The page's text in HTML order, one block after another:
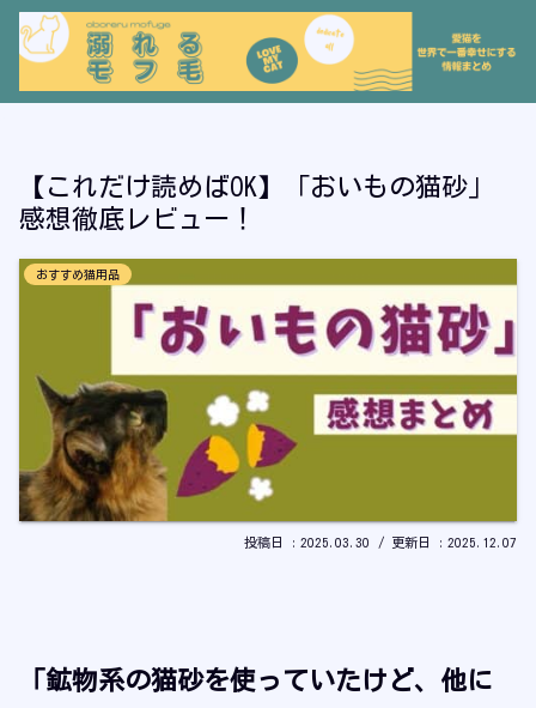
【これだけ読めばOK】「おいもの猫砂」
感想徹底レビュー！
おすすめ猫用品
2025.03.30 2025.12.07
「鉱物系の猫砂を使っていたけど、他に